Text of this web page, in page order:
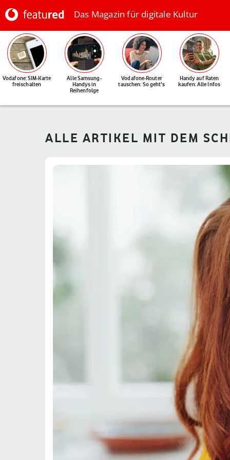
Das Magazin für digitale Kultur
Vodafone: SIM-Karte
freischalten
Alle Samsung-
Handys in
Reihenfolge
Vodafone-Router
tauschen: So geht's
Handy auf Raten
kaufen: Alle Infos
ALLE ARTIKEL MIT DEM